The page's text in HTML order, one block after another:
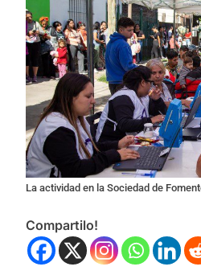
La actividad en la Sociedad de
Compartilo!